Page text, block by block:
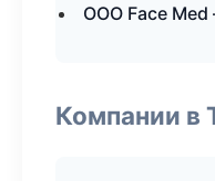
ООО Face Med
Компании в